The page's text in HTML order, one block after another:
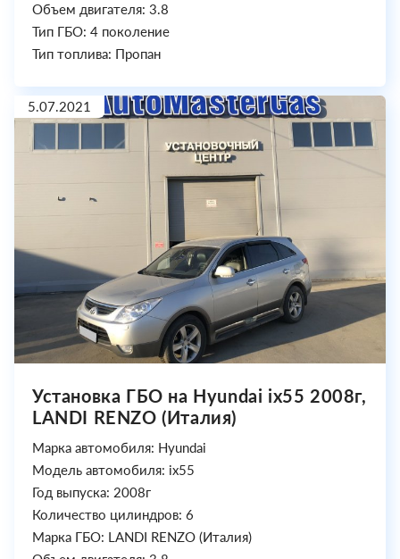
Объем двигателя: 3.8
Тип ГБО: 4 поколение
Тип топлива: Пропан
5.07.2021
Установка ГБО на Hyundai ix55 2008г,
LANDI RENZO (Италия)
Марка автомобиля: Hyundai
Модель автомобиля: ix55
Год выпуска: 2008г
Количество цилиндров: 6
Марка ГБО: LANDI RENZO (Италия)